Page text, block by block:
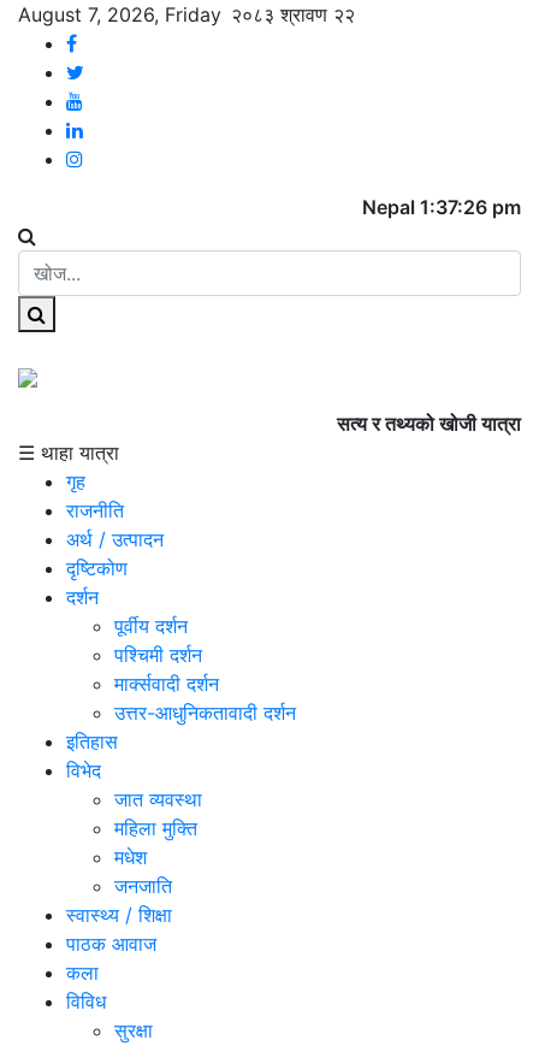
August 7, 2026, Friday २०८३ श्रावण २२
Nepal 1:37:26 pm
सत्य र तथ्यको खोजी यात्रा
☰ थाहा यात्रा
गृह
राजनीति
अर्थ / उत्पादन
दृष्टिकोण
दर्शन
पूर्वीय दर्शन
पश्चिमी दर्शन
मार्क्सवादी दर्शन
उत्तर-आधुनिकतावादी दर्शन
इतिहास
विभेद
जात व्यवस्था
महिला मुक्ति
मधेश
जनजाति
स्वास्थ्य / शिक्षा
पाठक आवाज
कला
विविध
सुरक्षा